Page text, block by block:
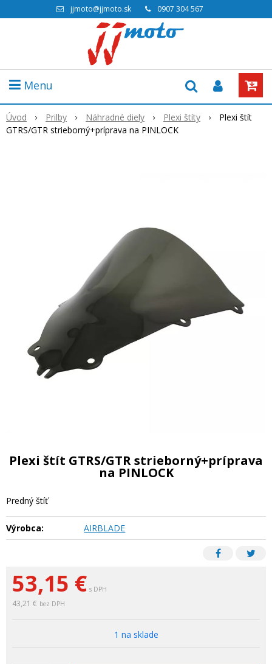
jjmoto@jjmoto.sk 0907 304 567
Menu
Úvod Prilby Náhradné diely Plexi štíty
Plexi štít
GTRS/GTR strieborný+príprava na PINLOCK
53,15 € s DPH
43,21 € bez DPH
1 na sklade
Plexi štít GTRS/GTR strieborný+príprava
na PINLOCK
Predný štíť
Výrobca: AIRBLADE